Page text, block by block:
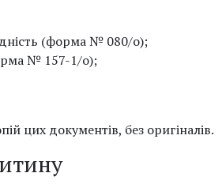
(форма № 080/о);
№ 157-1/о);
цих документів, без оригіналів.